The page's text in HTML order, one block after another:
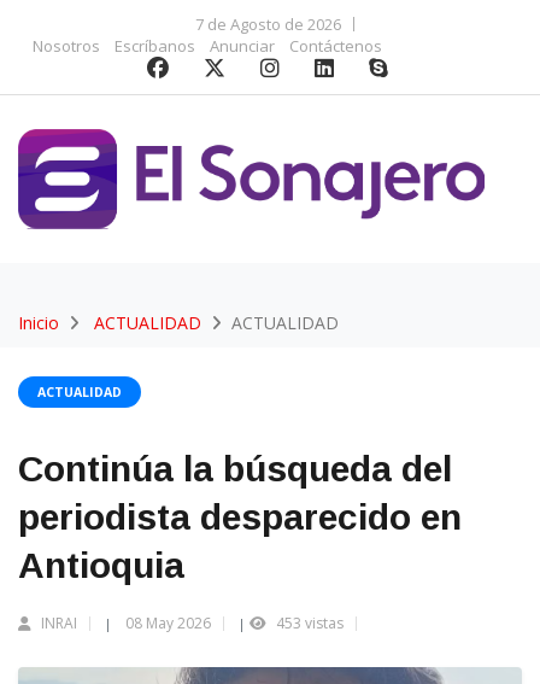
7 de Agosto de 2026
Nosotros
Escríbanos Anunciar Contáctenos
Inicio ACTUALIDAD ACTUALIDAD
ACTUALIDAD
Continúa la búsqueda del
periodista desparecido en
Antioquia
INRAI | 08 May 2026 | 453 vistas